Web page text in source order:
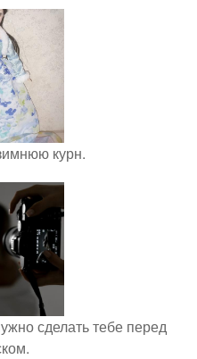
курн.
сделать тебе перед